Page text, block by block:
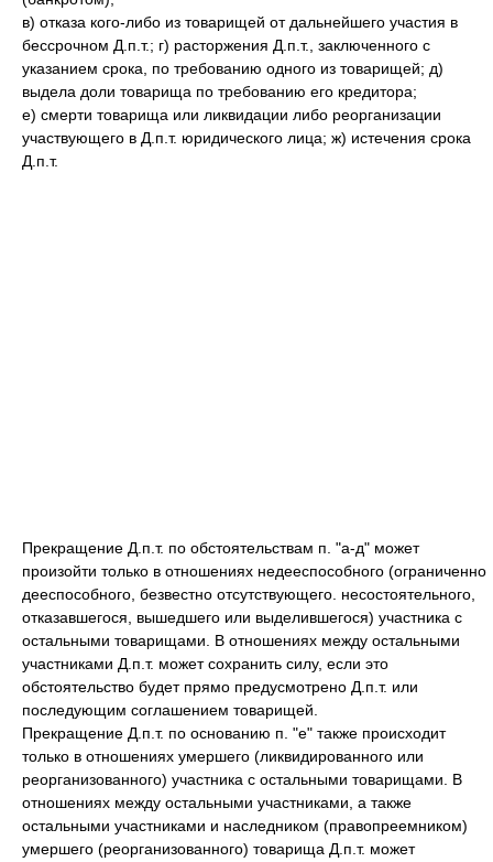
в) отказа кого-либо из товарищей от дальнейшего участия в
бессрочном Д.п.т.; г) расторжения Д.п.т., заключенного с
указанием срока, по требованию одного из товарищей; д)
выдела доли товарища по требованию его кредитора;
е) смерти товарища или ликвидации либо реорганизации
участвующего в Д.п.т. юридического лица; ж) истечения срока
Д.п.т.
Прекращение Д.п.т. по обстоятельствам п. "а-д" может
произойти только в отношениях недееспособного (ограниченно
дееспособного, безвестно отсутствующего. несостоятельного,
отказавшегося, вышедшего или выделившегося) участника с
остальными товарищами. В отношениях между остальными
участниками Д.п.т. может сохранить силу, если это
обстоятельство будет прямо предусмотрено Д.п.т. или
последующим соглашением товарищей.
Прекращение Д.п.т. по основанию п. "е" также происходит
только в отношениях умершего (ликвидированного или
реорганизованного) участника с остальными товарищами. В
отношениях между остальными участниками, а также
остальными участниками и наследником (правопреемником)
умершего (реорганизованного) товарища Д.п.т. может